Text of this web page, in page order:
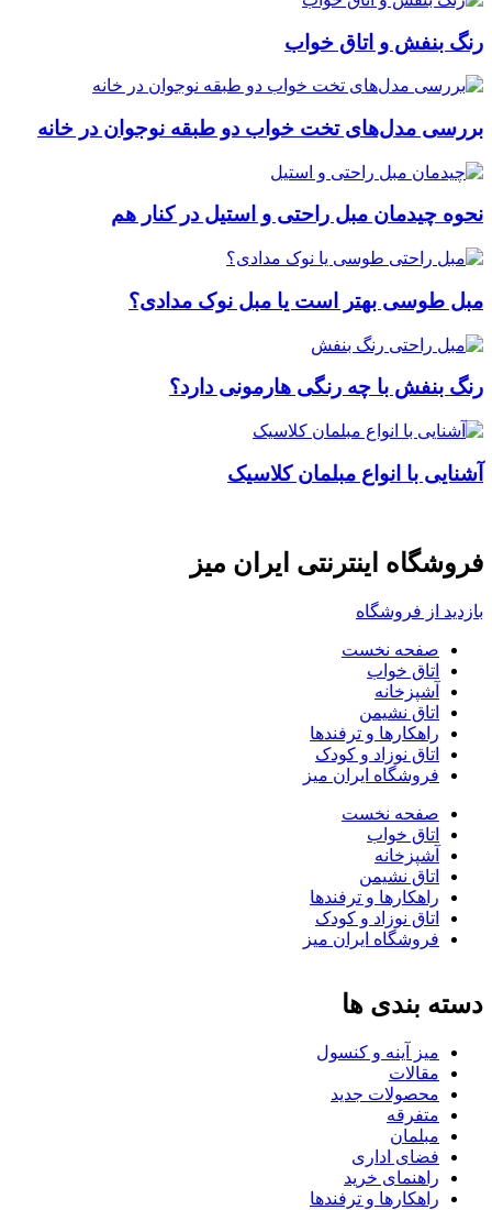
رنگ بنفش و اتاق خواب
بررسی مدل‌های تخت خواب دو طبقه نوجوان در خانه
نحوه چیدمان مبل راحتی و استیل در کنار هم
مبل طوسی بهتر است یا مبل نوک مدادی؟
رنگ بنفش با چه رنگی هارمونی دارد؟
آشنایی با انواع مبلمان کلاسیک
فروشگاه اینترنتی ایران میز
بازدید از فروشگاه
صفحه نخست
اتاق خواب
آشپزخانه
اتاق نشیمن
راهکارها و ترفندها
اتاق نوزاد و کودک
فروشگاه ایران میز
صفحه نخست
اتاق خواب
آشپزخانه
اتاق نشیمن
راهکارها و ترفندها
اتاق نوزاد و کودک
فروشگاه ایران میز
دسته بندی ها
میز آینه و کنسول
مقالات
محصولات جدید
متفرقه
مبلمان
فضای اداری
راهنمای خرید
راهکارها و ترفندها